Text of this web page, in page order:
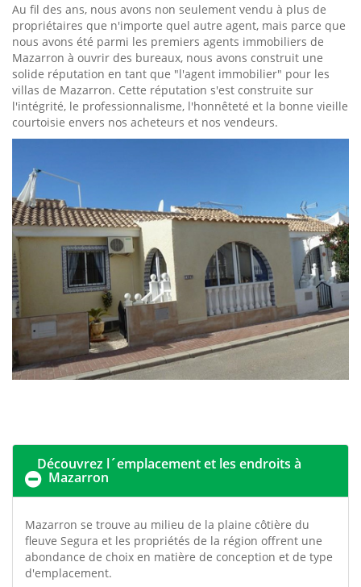
Au fil des ans, nous avons non seulement vendu à plus de
propriétaires que n'importe quel autre agent, mais parce que
nous avons été parmi les premiers agents immobiliers de
Mazarron à ouvrir des bureaux, nous avons construit une
solide réputation en tant que "l'agent immobilier" pour les
villas de Mazarron. Cette réputation s'est construite sur
l'intégrité, le professionnalisme, l'honnêteté et la bonne vieille
courtoisie envers nos acheteurs et nos vendeurs.
Découvrez l´emplacement et les endroits à
Mazarron
Mazarron se trouve au milieu de la plaine côtière du
fleuve Segura et les propriétés de la région offrent une
abondance de choix en matière de conception et de type
d'emplacement.